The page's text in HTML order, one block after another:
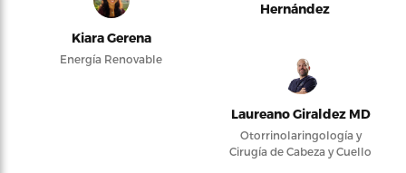
Kiara Gerena
Energía Renovable
Hernández
Laureano Giraldez MD
Otorrinolaringología y
Cirugía de Cabeza y Cuello